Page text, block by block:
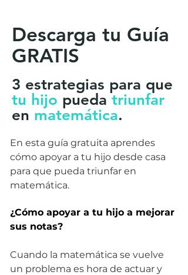
3 estrategias para que
tu hijo pueda triunfar
en matemática.
Descarga tu Guía
GRATIS
En esta guía gratuita aprendes
cómo apoyar a tu hijo desde casa
para que pueda triunfar en
matemática.
¿Cómo apoyar a tu hijo a mejorar
sus notas?
Cuando la matemática se vuelve
un problema es hora de actuar y